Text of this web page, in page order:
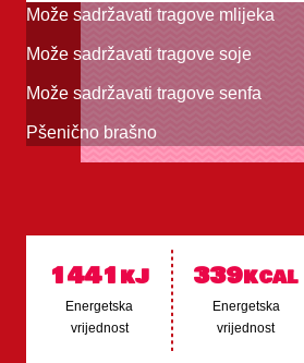
Može sadržavati tragove mlijeka
Može sadržavati tragove soje
Može sadržavati tragove senfa
Pšenično brašno
1441kJ
Energetska
vrijednost
339kcal
Energetska
vrijednost